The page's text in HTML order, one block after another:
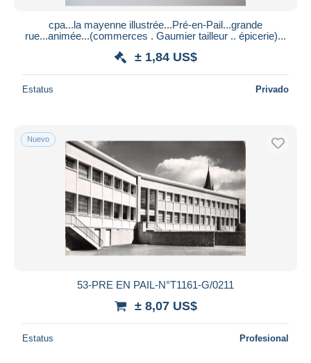
cpa...la mayenne illustrée...Pré-en-Pail...grande
rue...animée...(commerces . Gaumier tailleur .. épicerie)...
± 1,84 US$
Estatus Privado
Nuevo
53-PRE EN PAIL-N°T1161-G/0211
± 8,07 US$
Estatus Profesional